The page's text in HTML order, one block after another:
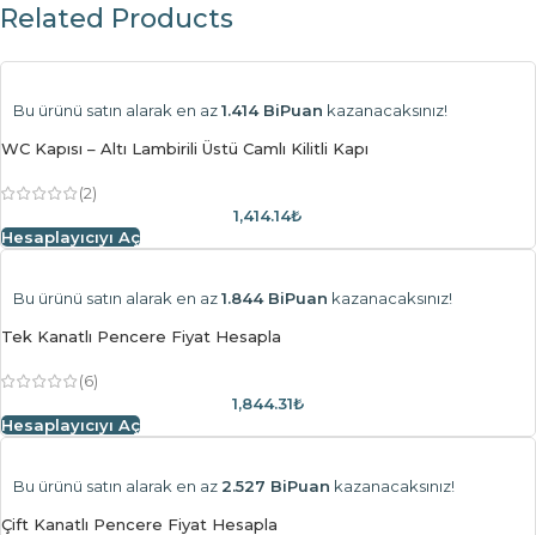
Related Products
Bu ürünü satın alarak en az1.414 BiPuan kazanacaksınız!
WC Kapısı – Altı Lambirili Üstü Camlı Kilitli Kapı
(2)
1,414.14₺
Hesaplayıcıyı Aç
Bu ürünü satın alarak en az1.844 BiPuan kazanacaksınız!
Tek Kanatlı Pencere Fiyat Hesapla
(6)
1,844.31₺
Hesaplayıcıyı Aç
Bu ürünü satın alarak en az 2.527 BiPuan kazanacaksınız!
Çift Kanatlı Pencere Fiyat Hesapla